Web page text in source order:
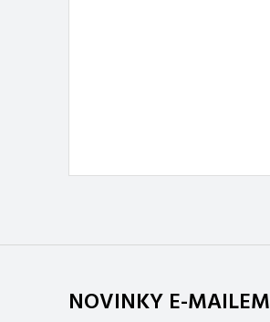
NOVINKY E-MAILEM